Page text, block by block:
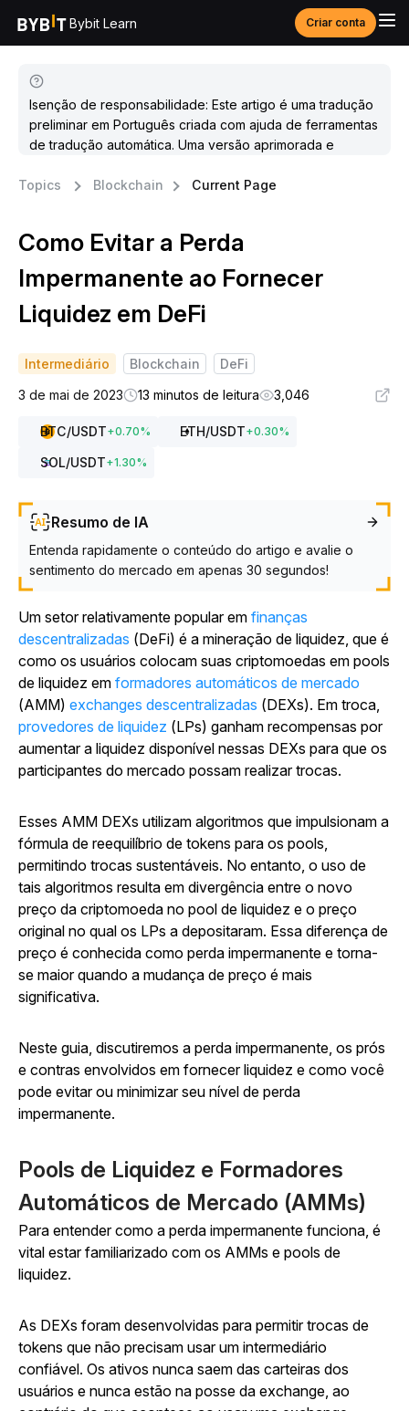
Bybit Learn Criar conta
Isenção de responsabilidade: Este artigo é uma tradução
preliminar em Português criada com ajuda de ferramentas
de tradução automática. Uma versão aprimorada e
Topics
Blockchain Current Page
Como Evitar a Perda
Impermanente ao Fornecer
Liquidez em DeFi
Intermediário Blockchain
DeFi
3 de mai de 2023
13 minutos de leitura 3,046
BTC/USDT+0.70% ETH/USDT+0.30%
SOL/USDT+1.30%
Resumo de IA
Entenda rapidamente o conteúdo do artigo e avalie o
sentimento do mercado em apenas 30 segundos!
Um setor relativamente popular em finanças
descentralizadas (DeFi) é a mineração de liquidez, que é
como os usuários colocam suas criptomoedas em pools
de liquidez em formadores automáticos de mercado
(AMM) exchanges descentralizadas (DEXs). Em troca,
provedores de liquidez (LPs) ganham recompensas por
aumentar a liquidez disponível nessas DEXs para que os
participantes do mercado possam realizar trocas.
Esses AMM DEXs utilizam algoritmos que impulsionam a
fórmula de reequilíbrio de tokens para os pools,
permitindo trocas sustentáveis. No entanto, o uso de
tais algoritmos resulta em divergência entre o novo
preço da criptomoeda no pool de liquidez e o preço
original no qual os LPs a depositaram. Essa diferença de
preço é conhecida como perda impermanente e torna-
se maior quando a mudança de preço é mais
significativa.
Neste guia, discutiremos a perda impermanente, os prós
e contras envolvidos em fornecer liquidez e como você
pode evitar ou minimizar seu nível de perda
impermanente.
Pools de Liquidez e Formadores
Automáticos de Mercado (AMMs)
Para entender como a perda impermanente funciona, é
vital estar familiarizado com os AMMs e pools de
liquidez.
As DEXs foram desenvolvidas para permitir trocas de
tokens que não precisam usar um intermediário
confiável. Os ativos nunca saem das carteiras dos
usuários e nunca estão na posse da exchange, ao